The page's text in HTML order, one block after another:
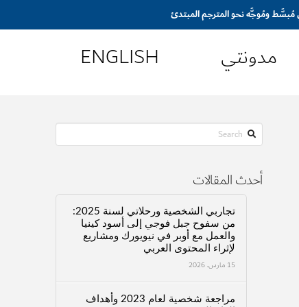
مدونتي ENGLISH
Search
أحدث المقالات
تجاربي الشخصية ورحلاتي لسنة 2025:
من سفوح جبل فوجي إلى أسود كينيا
والعمل مع أوبر في نيويورك ومشاريع
لإثراء المحتوى العربي
15 مارس، 2026
مراجعة شخصية لعام 2023 وأهداف